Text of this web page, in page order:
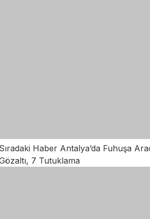
Haber Antalya’da Fuhuşa
7 Tutuklama